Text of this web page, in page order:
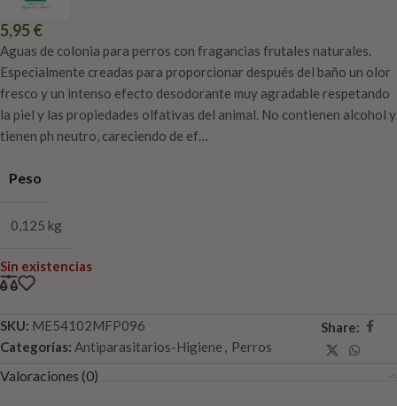
5,95 €
Aguas de colonia para perros con fragancias frutales naturales.
Especialmente creadas para proporcionar después del baño un olor
fresco y un intenso efecto desodorante muy agradable respetando
la piel y las propiedades olfativas del animal. No contienen alcohol y
tienen ph neutro, careciendo de ef…
Peso
0,125 kg
Sin existencias
SKU: ME54102MFP096
Categorías: Antiparasitarios-Higiene , Perros
Share:
Valoraciones (0)